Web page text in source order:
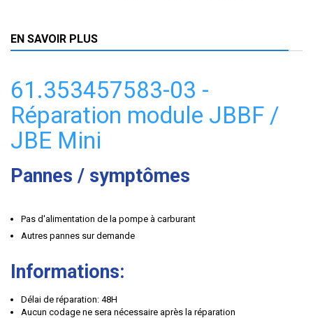
EN SAVOIR PLUS
61.353457583-03 -
Réparation module JBBF /
JBE Mini
Pannes / symptômes
Pas d'alimentation de la pompe à carburant
Autres pannes sur demande
Informations:
Délai de réparation: 48H
Aucun codage ne sera nécessaire après la réparation